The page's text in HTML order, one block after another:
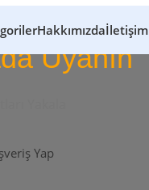
Hakkımızdaİletişim
Uyanın
Yap